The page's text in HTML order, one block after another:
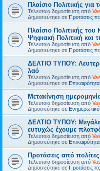
Πλαίσιο Πολιτικής για
Τελευταία δημοσίευση από
Δημοσιεύτηκε σε Προτάσεις
Πλαίσιο Πολιτικής
Ψηφιακή Πολιτική και
Τελευταία δημοσίευση από
Δημοσιεύτηκε σε Προτάσεις
ΔΕΛΤΙΟ ΤΥΠΟΥ:
λαό
Τελευταία δημοσίευση από
Δημοσιεύτηκε σε Επικαιρότητα
Μετακίνηση
Τελευταία δημοσίευση από
Δημοσιεύτηκε σε Ενημερωτικό
ΔΕΛΤΙΟ ΤΥΠΟΥ:
ευτυχώς έχουμε
Τελευταία δημοσίευση από
Δημοσιεύτηκε σε Επικαιρότητα
Προτάσεις από
Τελευταία δημοσίευση από
Δημοσιεύτηκε σε Προτάσεις